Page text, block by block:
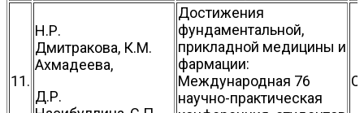
11.
Н.Р.
Дмитракова, К.М.
Ахмадеева,
Д.Р.
Достижения
фундаментальной,
прикладной медицины и
фармации:
Международная 76
научно-практическая